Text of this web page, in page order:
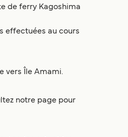
de ferry Kagoshima
effectuées au cours
vers Île Amami.
notre page pour